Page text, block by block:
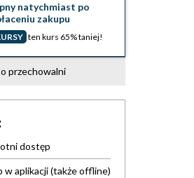
natychmiast po
zakupu
ten kurs 65% taniej!
przechowalni
dostęp
w aplikacji (także offline)